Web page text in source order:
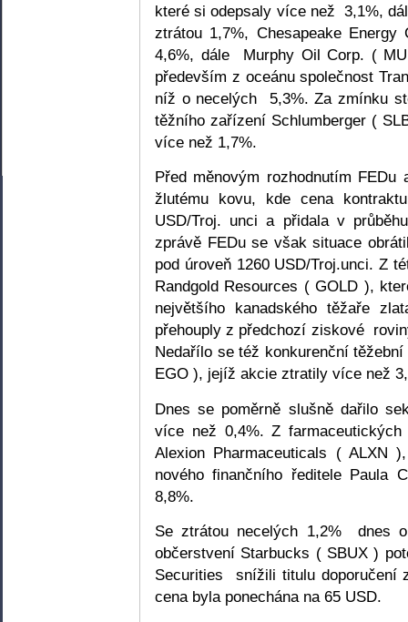
které si odepsaly více než 3,1%,
ztrátou 1,7%, Chesapeake
4,6%, dále Murphy Oil Corp. (
především z oceánu společnost
níž o necelých 5,3%. Za zmínku
těžního zařízení Schlumberger (
více než 1,7%.
Před měnovým rozhodnutím
žlutému kovu, kde cena
USD/Troj. unci a přidala v
zprávě FEDu se však situace
pod úroveň 1260 USD/Troj.unci. Z
Randgold Resources ( GOLD ),
největšího kanadského těžaře
přehouply z předchozí ziskové
Nedařílo se též konkurenční
EGO ), jejíž akcie ztratily více než
Dnes se poměrně slušně dařilo
více než 0,4%. Z
Alexion Pharmaceuticals ( ALXN
nového finančního ředitele Paula
8,8%.
Se ztrátou necelých 1,2% dnes
občerstvení Starbucks ( SBUX )
Securities snížili titulu doporučení
cena byla ponechána na 65 USD.